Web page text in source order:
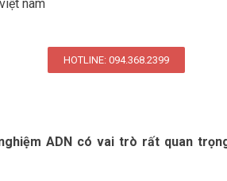
nam
HOTLINE: 094.368.2399
ADN có vai trò rất quan